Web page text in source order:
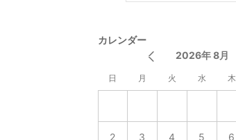
カレンダー
2026年 8月
日 月 火 水 木
2 3 4 5 6